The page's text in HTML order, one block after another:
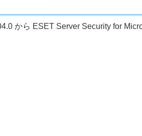
から ESET Server Security for